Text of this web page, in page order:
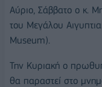
Αύριο, Σάββατο ο κ.
του Μεγάλου
Museum).
Την Κυριακή ο
θα παραστεί στο